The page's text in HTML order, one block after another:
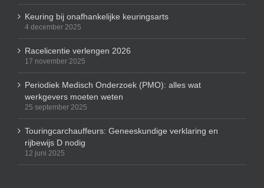
Keuring bij onafhankelijke keuringsarts
4 december 2025
Racelicentie verlengen 2026
17 november 2025
Periodiek Medisch Onderzoek (PMO): alles wat
werkgevers moeten weten
25 september 2025
Touringcarchauffeurs: Geneeskundige verklaring en
rijbewijs D nodig
12 juni 2025